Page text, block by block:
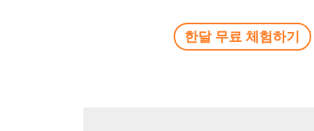
한달 무료 체험하기